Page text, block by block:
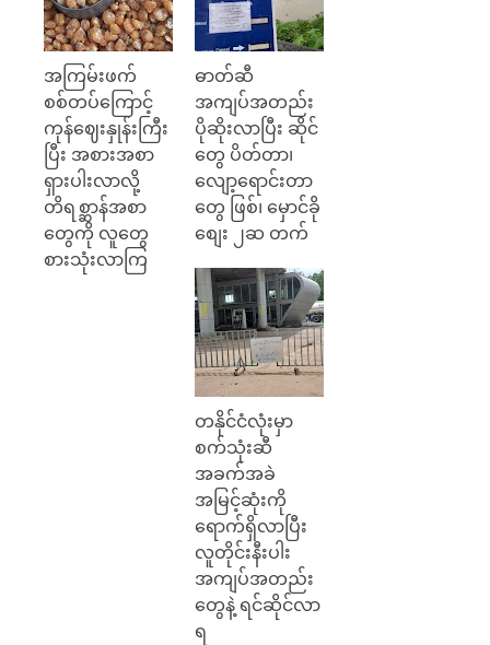
အကြမ်းဖက်
စစ်တပ်ကြောင့်
ကုန်ဈေးနှုန်းကြီး
ပြီး အစားအစာ
ရှားပါးလာလို့
တိရစ္ဆာန်အစာ
တွေကို လူတွေ
စားသုံးလာကြ
ဓာတ်ဆီ
အကျပ်အတည်း
ပိုဆိုးလာပြီး ဆိုင်
တွေ ပိတ်တာ၊
လျော့ရောင်းတာ
တွေ ဖြစ်၊ မှောင်ခို
စျေး ၂ဆ တက်
တနိုင်ငံလုံးမှာ
စက်သုံးဆီ
အခက်အခဲ
အမြင့်ဆုံးကို
ရောက်ရှိလာပြီး
လူတိုင်းနီးပါး
အကျပ်အတည်း
တွေနဲ့ ရင်ဆိုင်လာ
ရ